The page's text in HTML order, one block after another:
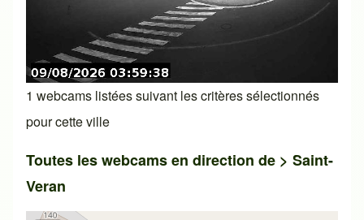
1 webcams listées suivant les critères sélectionnés
pour cette ville
Toutes les webcams en direction de > Saint-
Veran